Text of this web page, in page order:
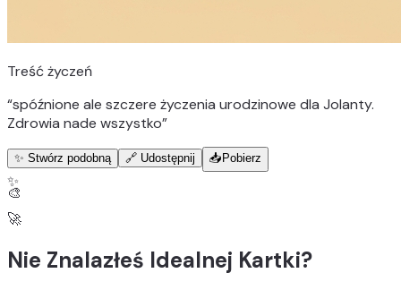
Treść życzeń
“spóźnione ale szczere życzenia urodzinowe dla Jolanty.
Zdrowia nade wszystko”
✨ Stwórz podobną 🔗 Udostępnij 📥 Pobierz
✨
🎨
🚀
Nie Znalazłeś Idealnej Kartki?